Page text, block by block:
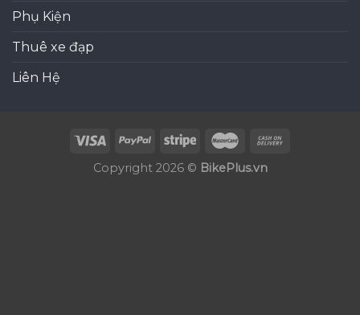
Phụ Kiện
Thuê xe đạp
Liên Hệ
Copyright 2026 © BikePlus.vn